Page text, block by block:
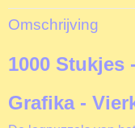
Productcode
F02374
3663384523748
Grafika
Formaat gelegde puzzel
Omschrijving
1000 Stukjes
Grafika -